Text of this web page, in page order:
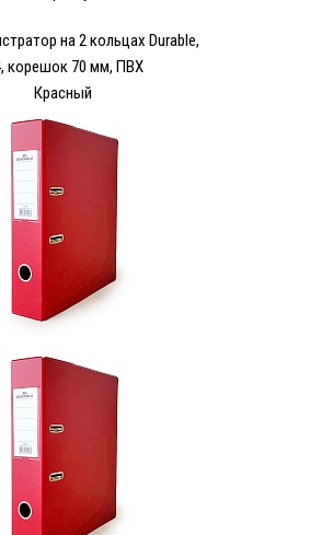
на 2 кольцах Durable,
корешок 70 мм, ПВХ
Красный